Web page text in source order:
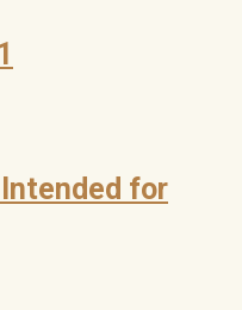
for